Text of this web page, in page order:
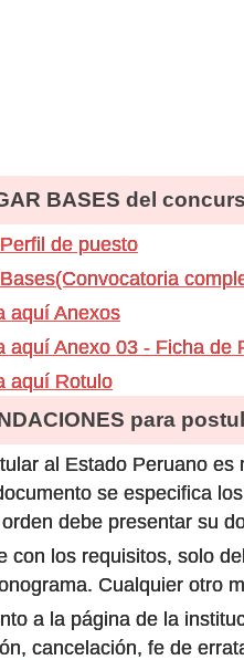
BASES del
de puesto
aquí Anexos
aquí Anexo 03 - Ficha de
aquí Rotulo
para
al Estado Peruano
se especifica
debe presentar su
con los requisitos, solo
Cualquier otro
a la página de la
cancelación, fe de